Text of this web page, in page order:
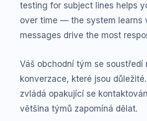
testing for subject lines helps
over time — the system learns
messages drive the most
Váš obchodní tým se soustředí
konverzace, které jsou
zvládá opakující se
většina týmů zapomíná dělat.